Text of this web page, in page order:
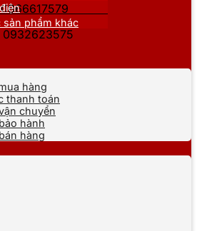
0932623575
sản phẩm khác
hàng
thanh toán
chuyển
hành
hàng